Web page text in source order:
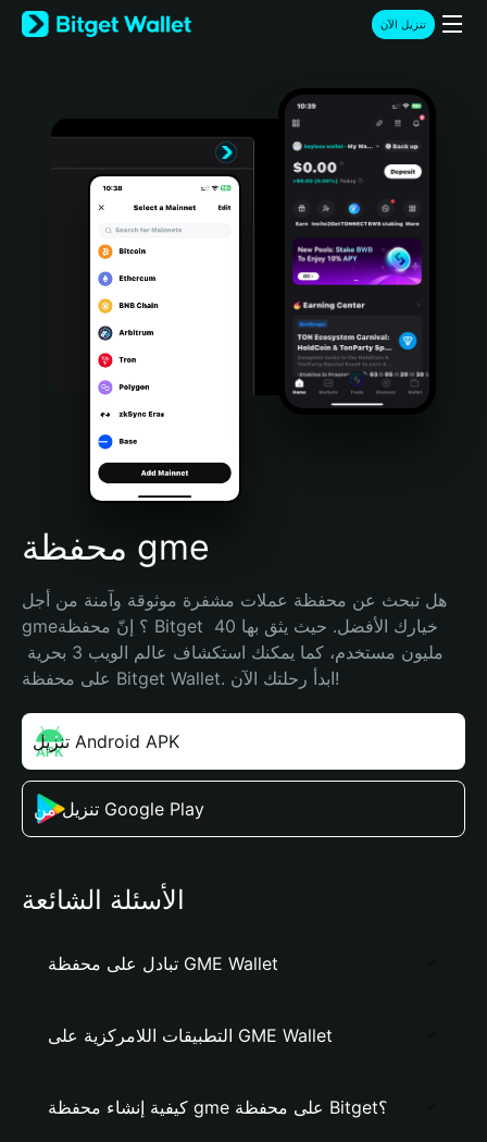
English
日本語
Türkçe
Português (Portugal)
Bahasa Indonesia
Português (Brasil)
Español (Argentina)
تنزيل الآن
محفظة gme
هل تبحث عن محفظة عملات مشفرة موثوقة وآمنة من أجل
gme؟ إنّ محفظة Bitget خيارك الأفضل. حيث يثق بها 40
على محفظة Bitget Wallet. ابدأ رحلتك الآن!
تنزيل Android APK
تنزيل من Google Play
الأسئلة الشائعة
تبادل على محفظة GME Wallet
التطبيقات اللامركزية على GME Wallet
كيفية إنشاء محفظة gme على محفظة Bitget؟